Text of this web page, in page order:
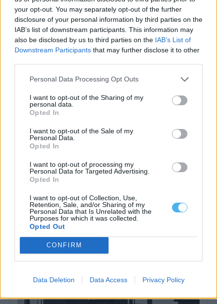
your opt-out. You may separately opt-out of the further
disclosure of your personal information by third parties on the
IAB’s list of downstream participants. This information may
also be disclosed by us to third parties on the IAB’s List of
Downstream Participants that may further disclose it to other
Personal Data Processing Opt Outs
I want to opt-out of the Sharing of my
personal data.
Opted In
I want to opt-out of the Sale of my
Personal Data.
Opted In
I want to opt-out of processing my
Personal Data for Targeted Advertising.
Opted In
I want to opt-out of Collection, Use,
Retention, Sale, and/or Sharing of my
Personal Data that Is Unrelated with the
Purposes for which it was collected.
Opted Out
CONFIRM
Data Deletion Data Access Privacy Policy
3 Agosto, 2026 - 14:30
A AMBILITAL está a construir novas infraestruturas de
compostagem e afinação de biorresíduos, num...